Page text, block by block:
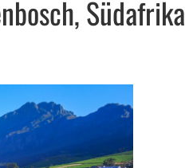
Südafrika